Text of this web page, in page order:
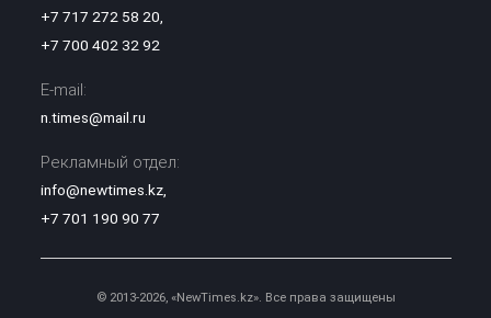
+7 717 272 58 20
+7 700 402 32 92
E-mail:
n.times@mail.ru
Рекламный отдел:
info@newtimes.kz,
+7 701 190 90 77
© 2013-2026, «NewTimes.kz». Все права защищены